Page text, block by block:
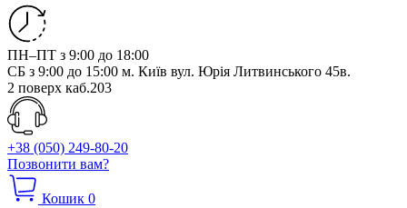
ПН–ПТ з 9:00 до 18:00
СБ з 9:00 до 15:00 м. Київ вул. Юрія Литвинського 45в.
2 поверх каб.203
+38 (050) 249-80-20
Позвонити вам?
Кошик 0